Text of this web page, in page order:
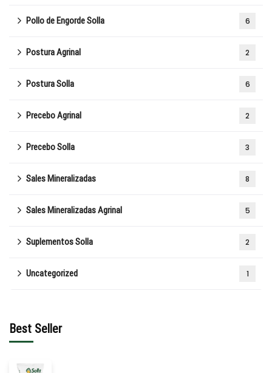
Pollo de Engorde Solla 6
Postura Agrinal 2
Postura Solla 6
Precebo Agrinal 2
Precebo Solla 3
Sales Mineralizadas 8
Sales Mineralizadas Agrinal 5
Suplementos Solla 2
Uncategorized 1
Best Seller